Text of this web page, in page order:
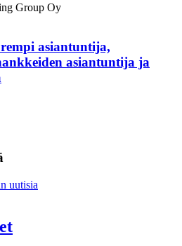
Group Oy
asiantuntija,
asiantuntija ja
uutisia